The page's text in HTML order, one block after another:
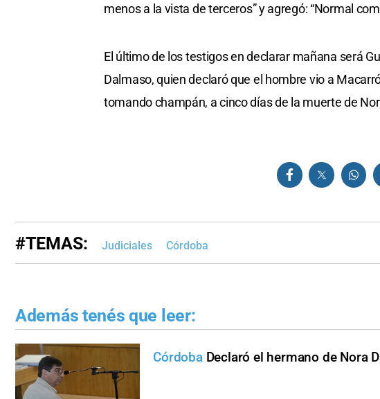
menos a la vista de terceros” y agregó: “Normal
El último de los testigos en declarar mañana será
Dalmaso, quien declaró que el hombre vio a
tomando champán, a cinco días de la muerte de
#TEMAS: Judiciales Córdoba
Además tenés que leer:
Córdoba Declaró el hermano de Nora